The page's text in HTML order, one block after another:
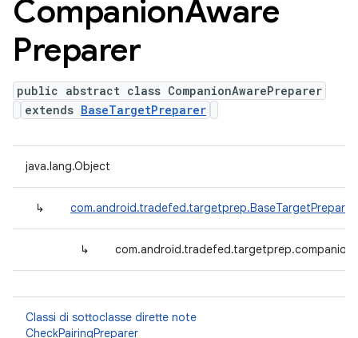
CompanionAware
Preparer
public abstract class CompanionAwarePreparer
extends BaseTargetPreparer
java.lang.Object
↳ com.android.tradefed.targetprep.BaseTargetPreparer
↳
Classi di sottoclasse dirette note
CheckPairingPreparer